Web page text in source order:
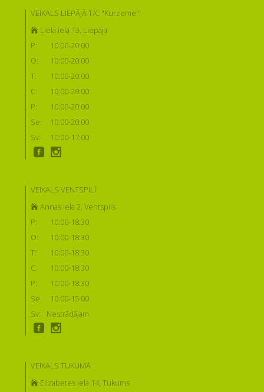
VEIKALS LIEPĀJĀ T/C "Kurzeme":
Lielā iela 13, Liepāja
P:
10:00-20:00
O:
10:00-20:00
T:
10:00-20:00
C:
10:00-20:00
P:
10:00-20:00
Se:
10:00-20:00
Sv:
10:00-17:00
VEIKALS VENTSPILĪ:
Annas iela 2, Ventspils
P:
10:00-18:30
O:
10:00-18:30
T:
10:00-18:30
C:
10:00-18:30
P:
10:00-18:30
Se:
10:00-15:00
Sv:
Nestrādājam
VEIKALS TUKUMĀ
Elizabetes iela 14, Tukums